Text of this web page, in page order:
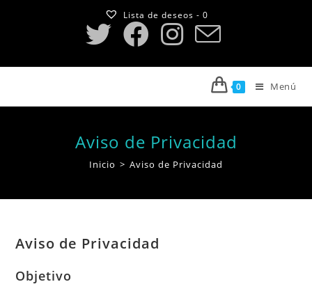
Lista de deseos - 0
0 Menú
Aviso de Privacidad
Inicio > Aviso de Privacidad
Aviso de Privacidad
Objetivo